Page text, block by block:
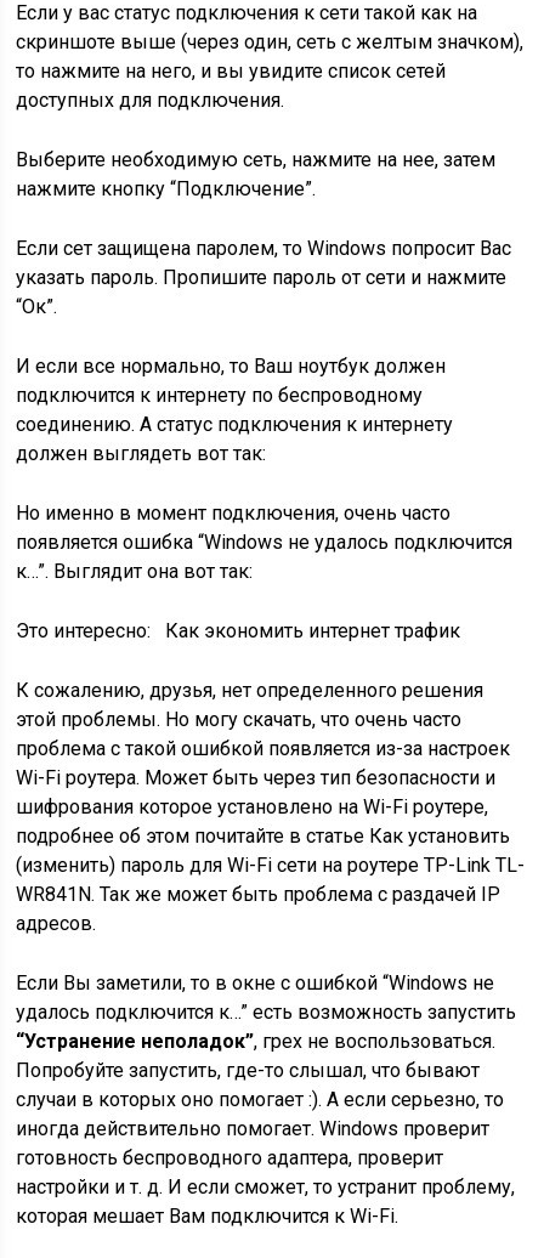
Если у вас статус подключения к сети такой как на
скриншоте выше(через один, сеть с желтым значком),
то нажмите на него, и вы увидите список сетей
доступных для подключения.
Выберите необходимую сеть, нажмите на нее, затем
нажмите кнопку“Подключение”.
Если сет защищена паролем, то Windows попросит Вас
указать пароль. Пропишите пароль от сети и нажмите
“Ок”.
И если все нормально, то Ваш ноутбук должен
подключится к интернету по беспроводному
соединению. А статус подключения к интернету
должен выглядеть вот так:
Но именно в момент подключения, очень часто
появляется ошибка “Windows не удалось подключится
к…”. Выглядит она вот так:
Это интересно: Как экономить интернет трафик
К сожалению, друзья, нет определенного решения
этой проблемы. Но могу скачать, что очень часто
проблема с такой ошибкой появляется из-за настроек
Wi-Fi роутера. Может быть через тип безопасности и
шифрования которое установлено на Wi-Fi роутере,
подробнее об этом почитайте в статье Как установить
(изменить) пароль для Wi-Fi сети на роутере TP-Link TL-
WR841N. Так же может быть проблема с раздачей IP
адресов.
Если Вы заметили, то в окне с ошибкой “Windows не
удалось подключится к…” есть возможность запустить
“Устранение неполадок”, грех не воспользоваться.
Попробуйте запустить, где-то слышал, что бывают
случаи в которых оно помогает :). А если серьезно, то
иногда действительно помогает. Windows проверит
готовность беспроводного адаптера, проверит
настройки и т. д. И если сможет, то устранит проблему,
которая мешает Вам подключится к Wi-Fi.